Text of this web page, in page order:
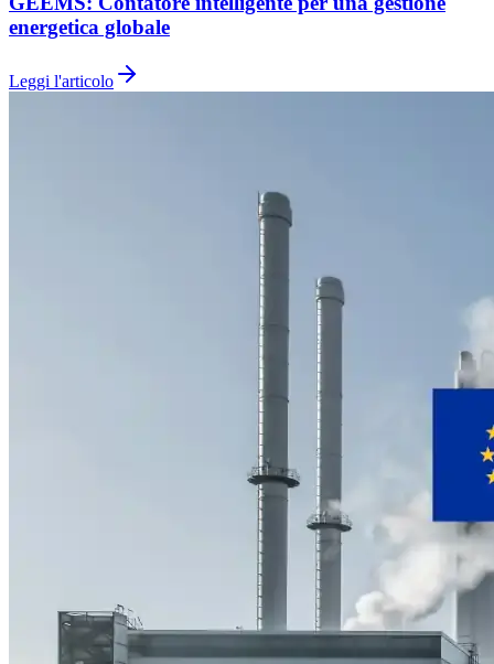
energetica globale
Leggi l'articolo